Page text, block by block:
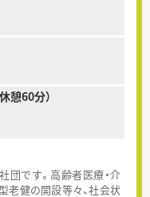
憩60分）
団です。高齢者医療・介
老健の開設等々、社会状